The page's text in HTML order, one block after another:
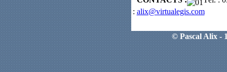
: alix@virtualegis.com
© Pascal Alix -